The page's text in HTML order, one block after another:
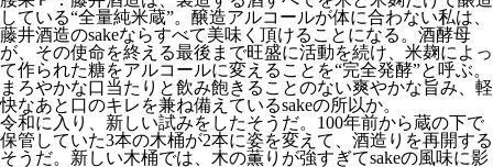
している“全量純米蔵”。醸造アルコールが体に合わない私は、
藤井酒造のsakeならすべて美味く頂けることになる。酒酵母
が、その使命を終える最後まで旺盛に活動を続け、米麹によっ
て作られた糖をアルコールに変えることを“完全発酵”と呼ぶ。
まろやかな口当たりと飲み飽きることのない爽やかな旨み、軽
快なあと口のキレを兼ね備えているsakeの所以か。
令和に入り、新しい試みをしたそうだ。100年前から蔵の下で
保管していた3本の木桶が2本に姿を変えて、酒造りを再開する
そうだ。新しい木桶では、木の薫りが強すぎてsakeの風味に影